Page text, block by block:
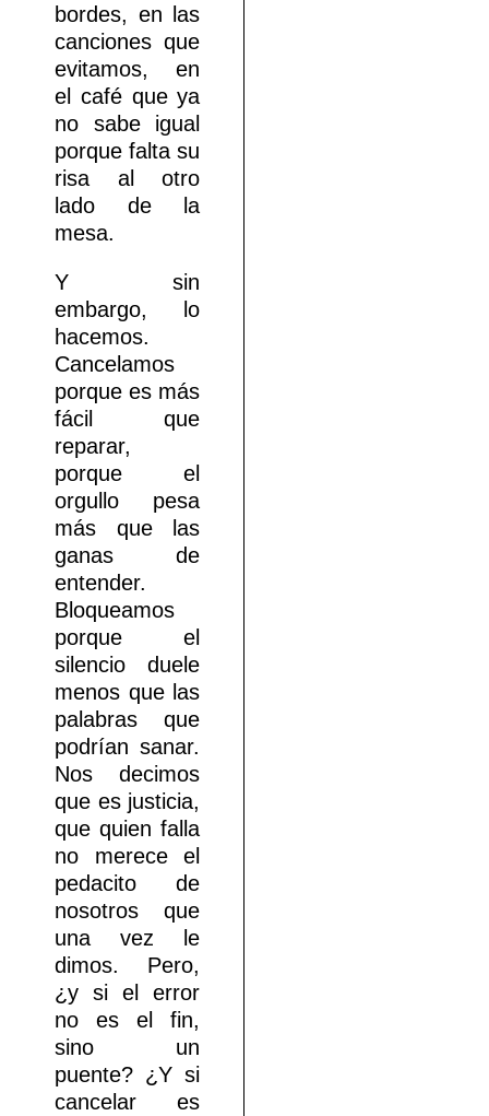
bordes, en las
canciones que
evitamos, en
el café que ya
no sabe igual
porque falta su
risa al otro
lado de la
mesa.
Y sin
embargo, lo
hacemos.
Cancelamos
porque es más
fácil que
reparar,
porque el
orgullo pesa
más que las
ganas de
entender.
Bloqueamos
porque el
silencio duele
menos que las
palabras que
podrían sanar.
Nos decimos
que es justicia,
que quien falla
no merece el
pedacito de
nosotros que
una vez le
dimos. Pero,
¿y si el error
no es el fin,
sino un
puente? ¿Y si
cancelar es